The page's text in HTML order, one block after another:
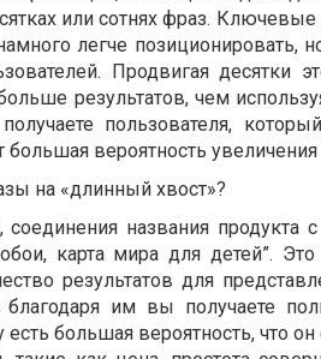
или сотнях фраз.
легче позиционировать,
Продвигая десятки
результатов, чем
пользователя,
большая вероятность
на «длинный хвост»?
соединения названия продукта
карта мира для детей”.
результатов для
им вы получаете
есть большая вероятность, что